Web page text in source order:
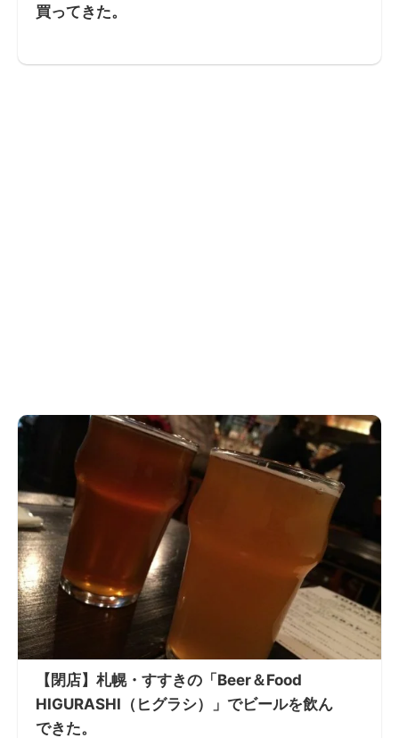
買ってきた。
【閉店】札幌・すすきの「Beer＆Food
HIGURASHI（ヒグラシ）」でビールを飲ん
できた。